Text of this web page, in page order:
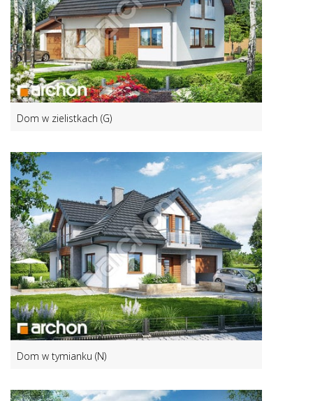
Dom w zielistkach (G)
Dom w tymianku (N)